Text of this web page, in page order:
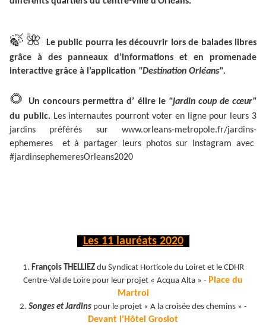
🍃 🌺
Le public pourra les découvrir lors de balades libres
grâce à des panneaux d’informations et en promenade
interactive grâce à l’application "Destination Orléans".
🌻Un concours permettra d’ élire le "jardin coup de cœur"
du public.Les internautes pourront voter en ligne pour leurs 3
jardins préférés sur www.orleans-metropole.fr/jardins-
ephemeres et à partager leurs photos sur Instagram avec
#jardinsephemeresOrleans2020
Les 11 lauréats 2020
1. François THELLIEZdu Syndicat Horticole du Loiret et le CDHR
Centre-Val de Loire pour leur projet « Acqua Alta » - Place du
Martroi
2. Songes et Jardinspour le projet « A la croisée des chemins » -
Devant l’Hôtel Groslot